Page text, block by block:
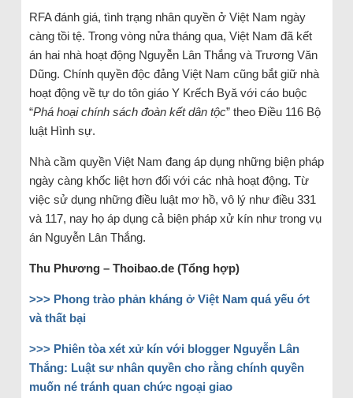
RFA đánh giá, tình trạng nhân quyền ở Việt Nam ngày
càng tồi tệ. Trong vòng nửa tháng qua, Việt Nam đã kết
án hai nhà hoạt động Nguyễn Lân Thắng và Trương Văn
Dũng. Chính quyền độc đảng Việt Nam cũng bắt giữ nhà
hoạt động về tự do tôn giáo Y Krếch Byă với cáo buộc
“Phá hoại chính sách đoàn kết dân tộc” theo Điều 116 Bộ
luật Hình sự.
Nhà cầm quyền Việt Nam đang áp dụng những biện pháp
ngày càng khốc liệt hơn đối với các nhà hoạt động. Từ
việc sử dụng những điều luật mơ hồ, vô lý như điều 331
và 117, nay họ áp dụng cả biện pháp xử kín như trong vụ
án Nguyễn Lân Thắng.
Thu Phương – Thoibao.de (Tổng hợp)
>>> Phong trào phản kháng ở Việt Nam quá yếu ớt
và thất bại
>>> Phiên tòa xét xử kín với blogger Nguyễn Lân
Thắng: Luật sư nhân quyền cho rằng chính quyền
muốn né tránh quan chức ngoại giao